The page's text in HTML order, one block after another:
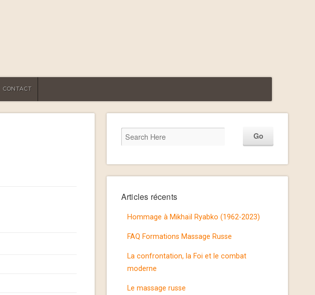
CONTACT
Articles récents
Hommage à Mikhaïl Ryabko (1962-2023)
FAQ Formations Massage Russe
La confrontation, la Foi et le combat
moderne
Le massage russe